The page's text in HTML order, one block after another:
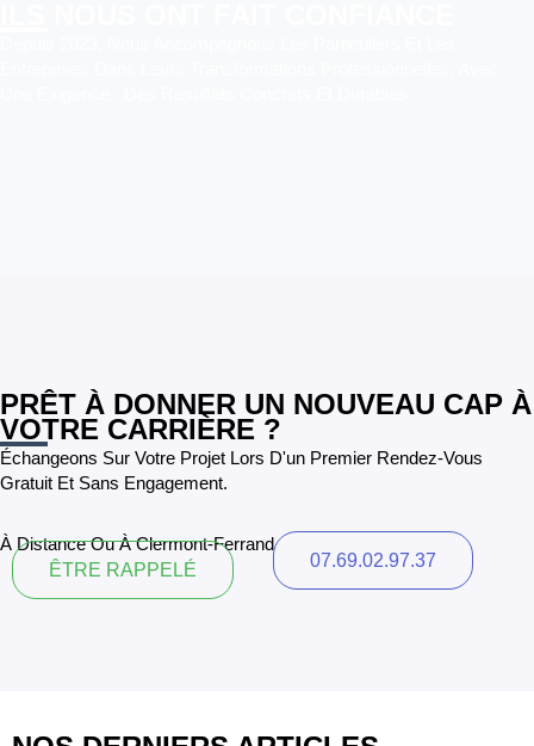
PRÊT À DONNER UN NOUVEAU CAP À
VOTRE CARRIÈRE ?
Échangeons Sur Votre Projet Lors D'un Premier Rendez-Vous
Gratuit Et Sans Engagement.
À Distance Ou À Clermont-Ferrand
ÊTRE RAPPELÉ 07.69.02.97.37